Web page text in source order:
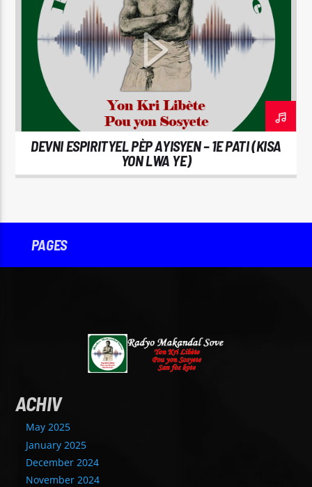
ALLAH
Radyo Makandal Sove
DEVNI ESPIRITYEL PÈP AYISYEN – 1E PATI (KISA
YON LWA YE)
PAGES
ACHIV
May 2025
January 2025
December 2024
November 2024